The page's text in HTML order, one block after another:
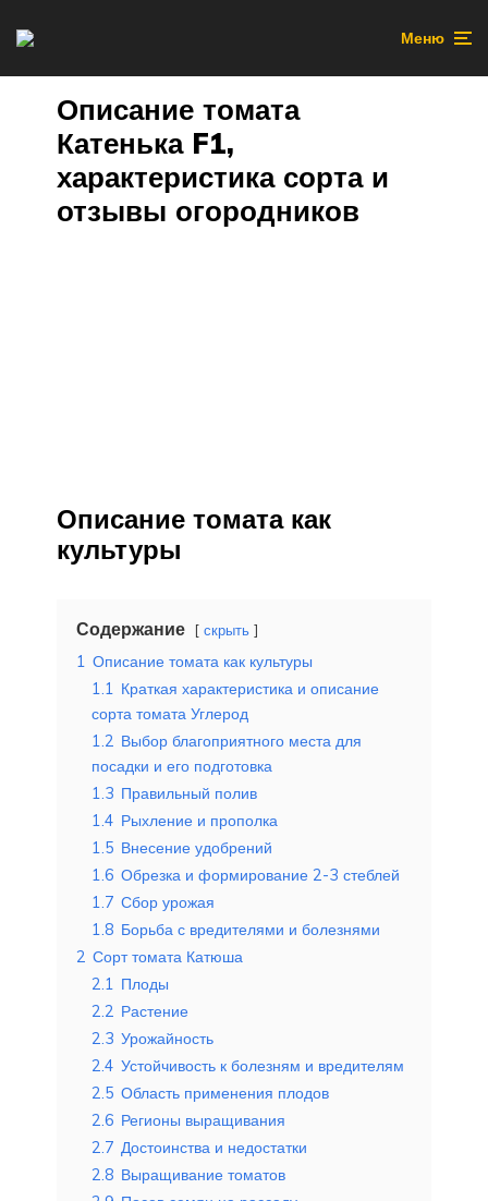
Меню
Описание томата
Катенька F1,
характеристика сорта и
отзывы огородников
Описание томата как
культуры
Содержание скрыть
1 Описание томата как культуры
1.1 Краткая характеристика и описание
сорта томата Углерод
1.2 Выбор благоприятного места для
посадки и его подготовка
1.3 Правильный полив
1.4 Рыхление и прополка
1.5 Внесение удобрений
1.6 Обрезка и формирование 2-3 стеблей
1.7 Сбор урожая
1.8 Борьба с вредителями и болезнями
2 Сорт томата Катюша
2.1 Плоды
2.2 Растение
2.3 Урожайность
2.4 Устойчивость к болезням и вредителям
2.5 Область применения плодов
2.6 Регионы выращивания
2.7 Достоинства и недостатки
2.8 Выращивание томатов